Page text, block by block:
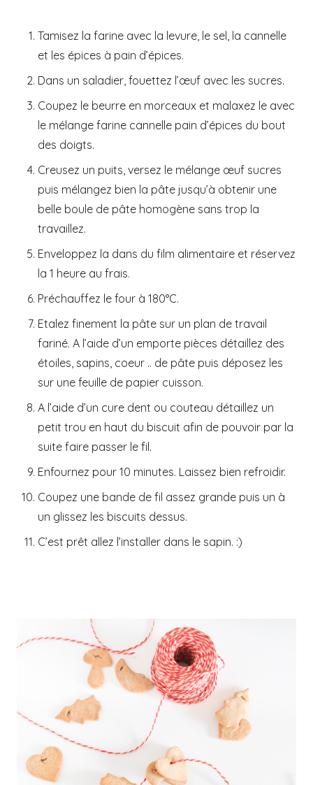
Tamisez la farine avec la levure, le sel, la cannelle
et les épices à pain d’épices.
Dans un saladier, fouettez l’œuf avec les sucres.
Coupez le beurre en morceaux et malaxez le avec
le mélange farine cannelle pain d’épices du bout
des doigts.
Creusez un puits, versez le mélange œuf sucres
puis mélangez bien la pâte jusqu’à obtenir une
belle boule de pâte homogène sans trop la
travaillez.
Enveloppez la dans du film alimentaire et réservez
la 1 heure au frais.
Préchauffez le four à 180°C.
Etalez finement la pâte sur un plan de travail
fariné. A l’aide d’un emporte pièces détaillez des
étoiles, sapins, coeur .. de pâte puis déposez les
sur une feuille de papier cuisson.
A l’aide d’un cure dent ou couteau détaillez un
petit trou en haut du biscuit afin de pouvoir par la
suite faire passer le fil.
Enfournez pour 10 minutes. Laissez bien refroidir.
Coupez une bande de fil assez grande puis un à
un glissez les biscuits dessus.
C’est prêt allez l’installer dans le sapin. :)